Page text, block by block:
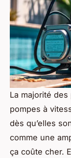
La majorité
pompes à
dès qu’elles
comme une
ça coûte cher.